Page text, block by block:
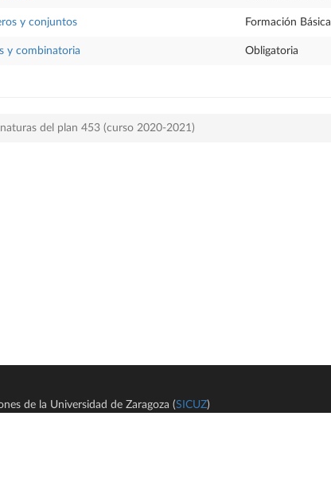
y conjuntos Formación Básica
y combinatoria Obligatoria
del plan 453 (curso 2020-2021)
de la Universidad de Zaragoza (SICUZ)